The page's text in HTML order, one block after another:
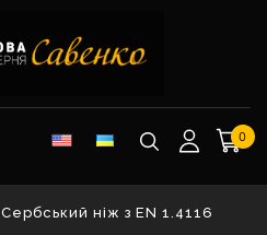
0
Сербський ніж з EN 1.4116